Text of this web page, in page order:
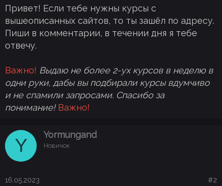
Привет! Если тебе нужны курсы с
вышеописанных сайтов, то ты зашёл по адресу.
Пиши в комментарии, в течении дня я тебе
отвечу.
Важно! Выдаю не более 2-ух курсов в неделю в
одни руки, дабы вы подбирали курсы вдумчиво
и не спамили запросами. Спасибо за
понимание! Важно!
Y
Yormungand
Новичок
16.05.2023 #2